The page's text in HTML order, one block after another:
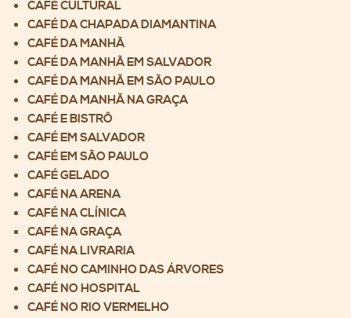
CAFÉ CULTURAL
CAFÉ DA CHAPADA DIAMANTINA
CAFÉ DA MANHÃ
CAFÉ DA MANHÃ EM SALVADOR
CAFÉ DA MANHÃ EM SÃO PAULO
CAFÉ DA MANHÃ NA GRAÇA
CAFÉ E BISTRÔ
CAFÉ EM SALVADOR
CAFÉ EM SÃO PAULO
CAFÉ GELADO
CAFÉ NA ARENA
CAFÉ NA CLÍNICA
CAFÉ NA GRAÇA
CAFÉ NA LIVRARIA
CAFÉ NO CAMINHO DAS ÁRVORES
CAFÉ NO HOSPITAL
CAFÉ NO RIO VERMELHO